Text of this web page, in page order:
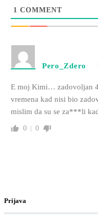
1 COMMENT
Pero_Zdero
E moj Kimi… zadovoljan
vremena kad nisi bio
mislim da su se za***li
0 0
Prijava